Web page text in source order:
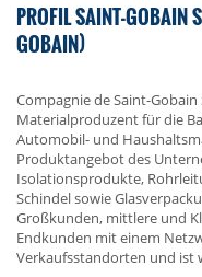
PROFIL SAINT-GOBAIN
GOBAIN)
Compagnie de Saint-
Materialproduzent für die
Automobil- und
Produktangebot des
Isolationsprodukte,
Schindel sowie
Großkunden, mittlere und
Endkunden mit einem
Verkaufsstandorten und ist